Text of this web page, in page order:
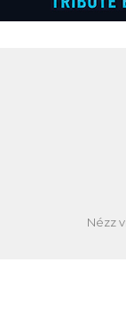
Nézz